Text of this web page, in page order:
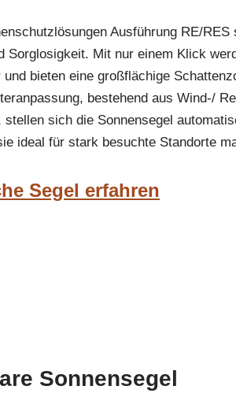
Ausführung RE/RES
Sorglosigkeit. Mit nur einem Klick
bieten eine großflächige
bestehend aus Wind-/
stellen sich die Sonnensegel
ideal für stark besuchte Standorte
Segel erfahren
Sonnensegel